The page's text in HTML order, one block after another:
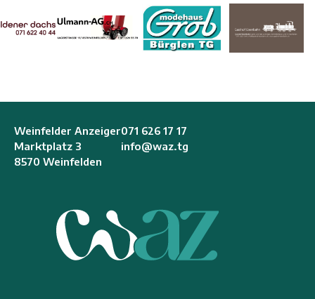
Weinfelder Anzeiger
Marktplatz 3
8570 Weinfelden
071 626 17 17
info@waz.tg